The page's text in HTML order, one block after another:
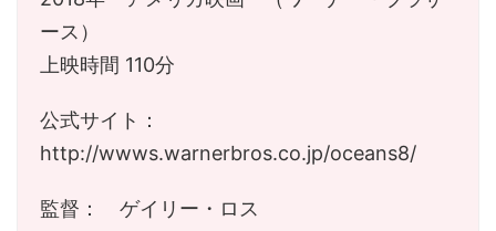
ース）
上映時間 110分
公式サイト：
http://wwws.warnerbros.co.jp/oceans8/
監督： ゲイリー・ロス